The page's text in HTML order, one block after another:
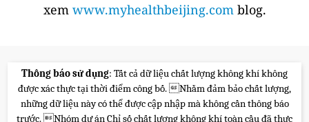
xem www.myhealthbeijing.com blog.
Thông báo sử dụng: Tất cả dữ liệu chất lượng không khí không
được xác thực tại thời điểm công bố. Nhằm đảm bảo chất lượng,
những dữ liệu này có thể được cập nhập mà không cần thông báo
trước. Nhóm dự án Chỉ số chất lượng không khí toàn cầu đã thực